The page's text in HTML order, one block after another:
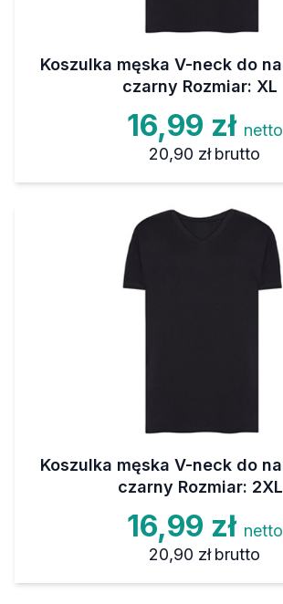
Koszulka męska V-neck do
czarny Rozmiar: XL
16,99 zł netto
20,90 zł brutto
Koszulka męska V-neck do
czarny Rozmiar: 2XL
16,99 zł netto
20,90 zł brutto